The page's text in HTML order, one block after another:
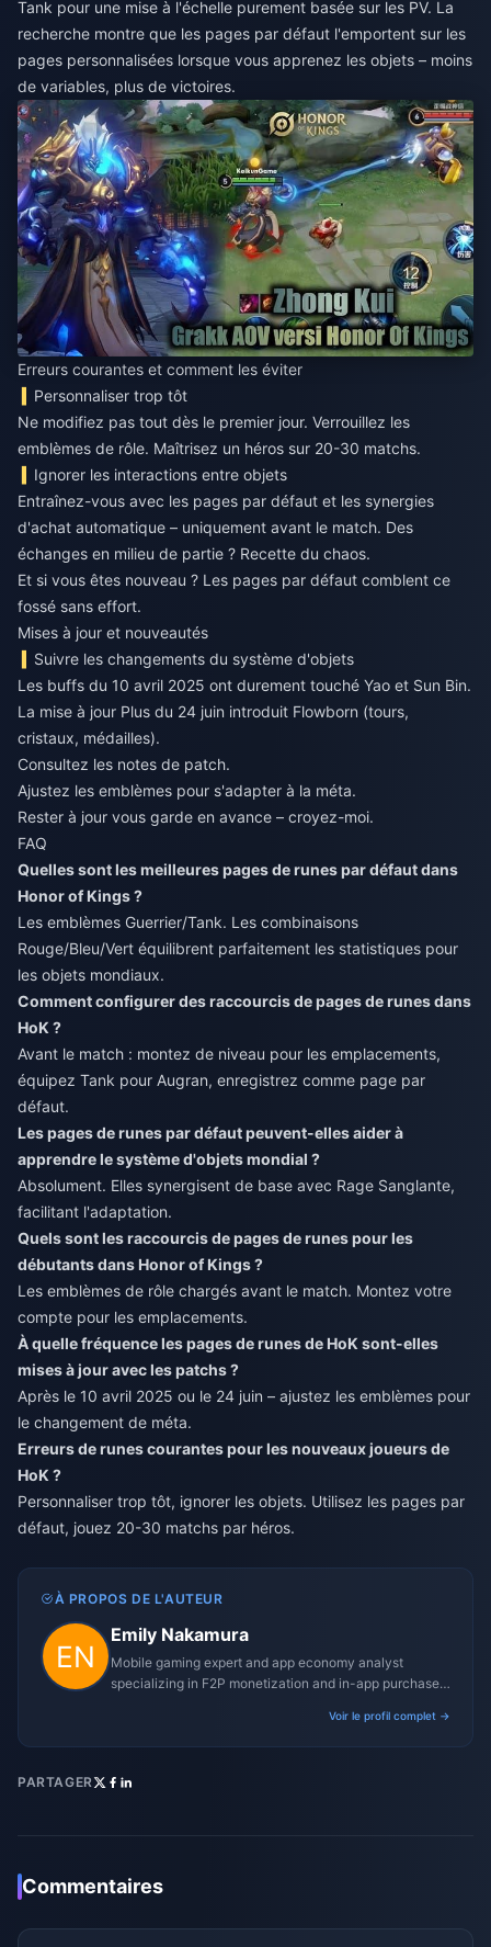
Tank pour une mise à l'échelle purement basée sur les PV. La
recherche montre que les pages par défaut l'emportent sur les
pages personnalisées lorsque vous apprenez les objets – moins
de variables, plus de victoires.
Erreurs courantes et comment les éviter
Personnaliser trop tôt
Ne modifiez pas tout dès le premier jour. Verrouillez les
emblèmes de rôle. Maîtrisez un héros sur 20-30 matchs.
Ignorer les interactions entre objets
Entraînez-vous avec les pages par défaut et les synergies
d'achat automatique – uniquement avant le match. Des
échanges en milieu de partie ? Recette du chaos.
Et si vous êtes nouveau ? Les pages par défaut comblent ce
fossé sans effort.
Mises à jour et nouveautés
Suivre les changements du système d'objets
Les buffs du 10 avril 2025 ont durement touché Yao et Sun Bin.
La mise à jour Plus du 24 juin introduit Flowborn (tours,
cristaux, médailles).
Consultez les notes de patch.
Ajustez les emblèmes pour s'adapter à la méta.
Rester à jour vous garde en avance – croyez-moi.
FAQ
Quelles sont les meilleures pages de runes par défaut dans
Honor of Kings ?
Les emblèmes Guerrier/Tank. Les combinaisons
Rouge/Bleu/Vert équilibrent parfaitement les statistiques pour
les objets mondiaux.
Comment configurer des raccourcis de pages de runes dans
HoK ?
Avant le match : montez de niveau pour les emplacements,
équipez Tank pour Augran, enregistrez comme page par
défaut.
Les pages de runes par défaut peuvent-elles aider à
apprendre le système d'objets mondial ?
Absolument. Elles synergisent de base avec Rage Sanglante,
facilitant l'adaptation.
Quels sont les raccourcis de pages de runes pour les
débutants dans Honor of Kings ?
Les emblèmes de rôle chargés avant le match. Montez votre
compte pour les emplacements.
À quelle fréquence les pages de runes de HoK sont-elles
mises à jour avec les patchs ?
Après le 10 avril 2025 ou le 24 juin – ajustez les emblèmes pour
le changement de méta.
Erreurs de runes courantes pour les nouveaux joueurs de
HoK ?
Personnaliser trop tôt, ignorer les objets. Utilisez les pages par
défaut, jouez 20-30 matchs par héros.
À PROPOS DE L'AUTEUR
Emily Nakamura
Mobile gaming expert and app economy analyst
specializing in F2P monetization and in-app purchase
Voir le profil complet →
PARTAGER
Commentaires